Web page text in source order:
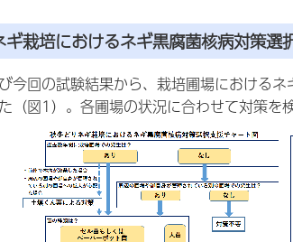
栽培におけるネギ黒腐菌核病対策選
今回の試験結果から、栽培圃場における
（図1）。各圃場の状況に合わせて対策を